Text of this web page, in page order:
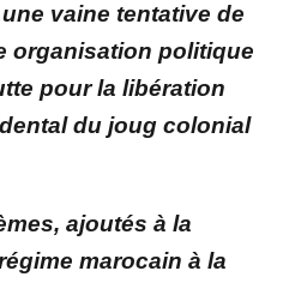
vaine tentative de
organisation politique
pour la libération
du joug colonial
ajoutés à la
marocain à la